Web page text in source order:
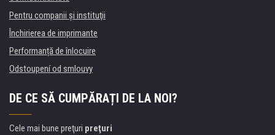
Pentru companii și instituţii
Închirierea de imprimante
Performanță de înlocuire
Odstoupení od smlouvy
DE CE SĂ CUMPĂRAȚI DE LA NOI?
Cele mai bune preţuri preţuri